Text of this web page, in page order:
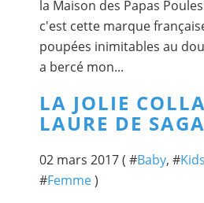
la Maison des Papas
c'est cette marque
poupées inimitables au
a bercé mon...
LA JOLIE
LAURE DE
02 mars 2017 ( #Baby, #Kids
#Femme)